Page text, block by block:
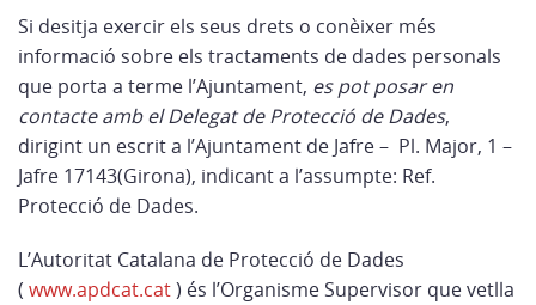
Si desitja exercir els seus drets o conèixer més
informació sobre els tractaments de dades personals
que porta a terme l’Ajuntament, es pot posar en
contacte amb el Delegat de Protecció de Dades,
dirigint un escrit a l’Ajuntament de Jafre – Pl. Major, 1 –
Jafre 17143(Girona), indicant a l’assumpte: Ref.
Protecció de Dades.
L’Autoritat Catalana de Protecció de Dades
( www.apdcat.cat) és l’Organisme Supervisor que vetlla